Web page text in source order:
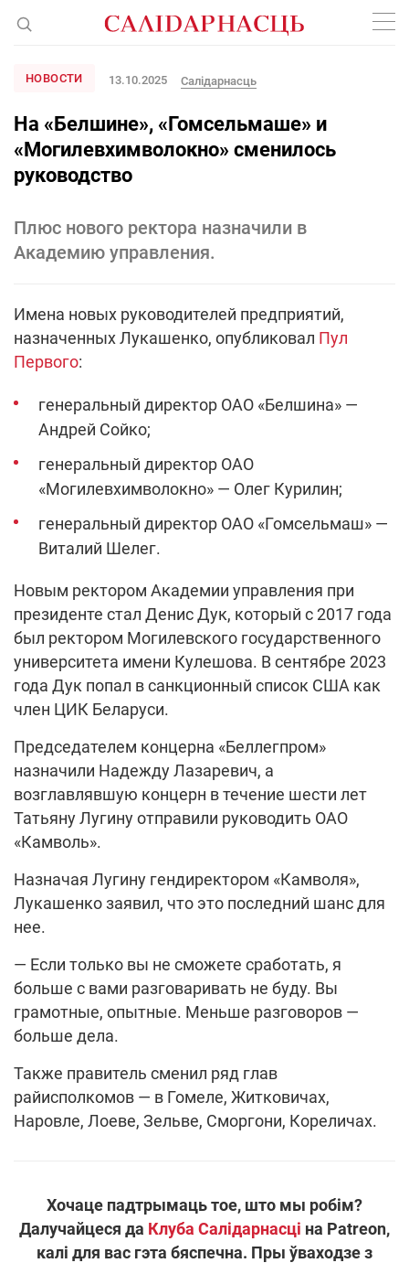
НОВОСТИ 13.10.2025 Салiдарнасць
На «Белшине», «Гомсельмаше» и
«Могилевхимволокно» сменилось
руководство
Плюс нового ректора назначили в
Академию управления.
Имена новых руководителей предприятий,
назначенных Лукашенко, опубликовал Пул
Первого:
генеральный директор ОАО «Белшина» —
Андрей Сойко;
генеральный директор ОАО
«Могилевхимволокно» — Олег Курилин;
генеральный директор ОАО «Гомсельмаш» —
Виталий Шелег.
Новым ректором Академии управления при
президенте стал Денис Дук, который с 2017 года
был ректором Могилевского государственного
университета имени Кулешова. В сентябре 2023
года Дук попал в санкционный список США как
член ЦИК Беларуси.
Председателем концерна «Беллегпром»
назначили Надежду Лазаревич, а
возглавлявшую концерн в течение шести лет
Татьяну Лугину отправили руководить ОАО
«Камволь».
Назначая Лугину гендиректором «Камволя»,
Лукашенко заявил, что это последний шанс для
нее.
— Если только вы не сможете сработать, я
больше с вами разговаривать не буду. Вы
грамотные, опытные. Меньше разговоров —
больше дела.
Также правитель сменил ряд глав
райисполкомов — в Гомеле, Житковичах,
Наровле, Лоеве, Зельве, Сморгони, Кореличах.
Хочаце падтрымаць тое, што мы робім?
Далучайцеся да Клуба Салідарнасці на Patreon,
калі для вас гэта бяспечна. Пры ўваходзе з